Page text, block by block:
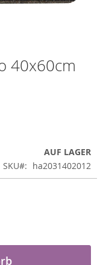
40x60cm
AUF LAGER
SKU
ha2031402012